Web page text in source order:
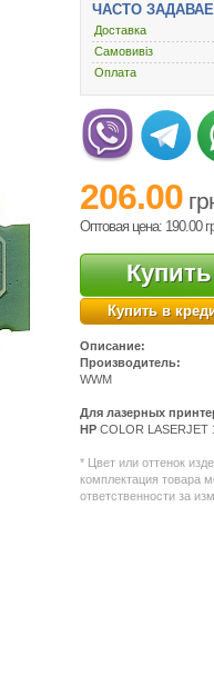
ЧАСТО
Доставка
Самовивіз
Оплата
206.00
Оптовая цена: 190.00
Купить
Купить в
Описание:
Производитель:
WWM
Для лазерных
HP COLOR LASERJET
* Цвет или оттенок
комплектация товара
ответственности за